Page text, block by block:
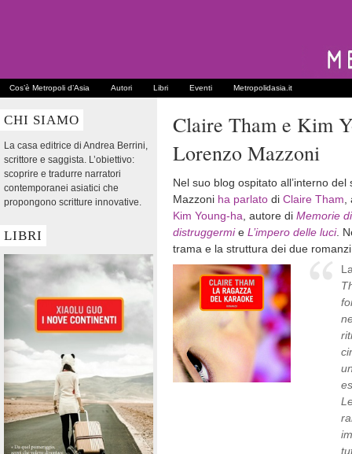
Cos’è Metropoli d’Asia Autori Libri Eventi Metropolidasia.it
CHI SIAMO
La casa editrice di Andrea Berrini,
scrittore e saggista. L’obiettivo:
scoprire e tradurre narratori
contemporanei asiatici che
propongono scritture innovative.
LIBRI
Claire Tham e Kim
Lorenzo Mazzoni
Nel suo blog ospitato all’interno
Mazzoni ha parlato di Claire Tham
Kim Young-ha , autore di Memorie
distruggermie L’impero delle luci.
trama e la struttura dei due